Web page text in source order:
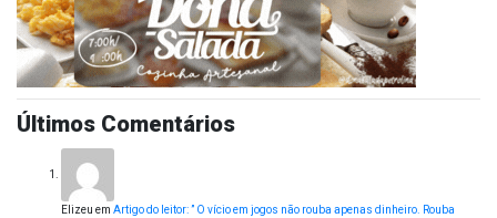
Últimos Comentários
Elizeu em Artigo do leitor: ” O vício em jogos não rouba apenas dinheiro. Rouba